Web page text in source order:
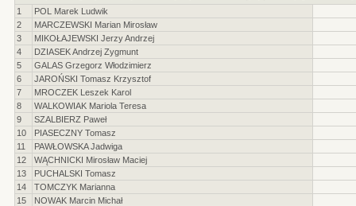
1
POL Marek Ludwik
2
MARCZEWSKI Marian Mirosław
3
MIKOŁAJEWSKI Jerzy Andrzej
4
DZIASEK Andrzej Zygmunt
5
GALAS Grzegorz Włodzimierz
6
JAROŃSKI Tomasz Krzysztof
7
MROCZEK Leszek Karol
8
WALKOWIAK Mariola Teresa
9
SZALBIERZ Paweł
10
PIASECZNY Tomasz
11
PAWŁOWSKA Jadwiga
12
WĄCHNICKI Mirosław Maciej
13
PUCHALSKI Tomasz
14
TOMCZYK Marianna
15
NOWAK Marcin Michał